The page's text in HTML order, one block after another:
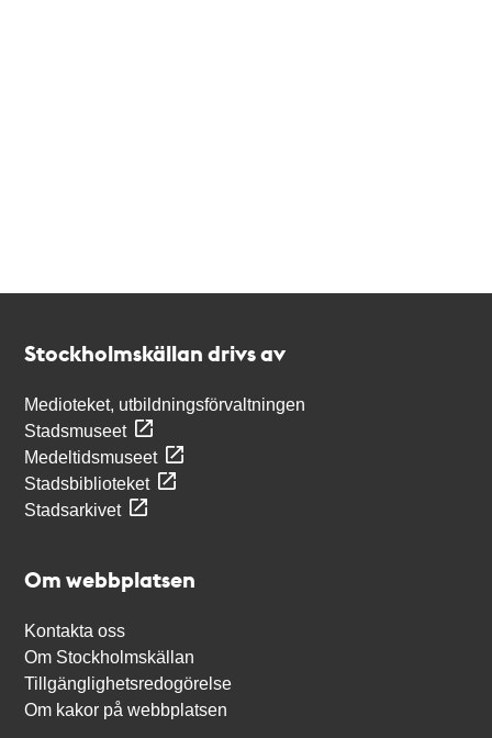
Stockholmskällan drivs av
Medioteket, utbildningsförvaltningen
Stadsmuseet
Medeltidsmuseet
Stadsbiblioteket
Stadsarkivet
Om webbplatsen
Kontakta oss
Om Stockholmskällan
Tillgänglighetsredogörelse
Om kakor på webbplatsen